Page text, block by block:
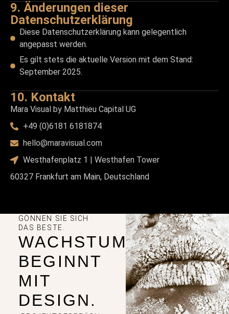
9. Änderungen dieser
Datenschutzerklärung
Diese Datenschutzerklärung kann gelegentlich
angepasst werden.
Es gilt stets die aktuelle Version mit dem Stand:
September 2025.
10. Kontakt
Mara Visual by Matthieu Capital UG
+49 (0)6181 6181874
hello@maravisual.com
Westhafenplatz 1 | Westhafen Tower
60327 Frankfurt am Main, Deutschland
GÖNNEN SIE SICH
DAS BESTE.
WACHSTUM
BEGINNT
MIT
DESIGN.